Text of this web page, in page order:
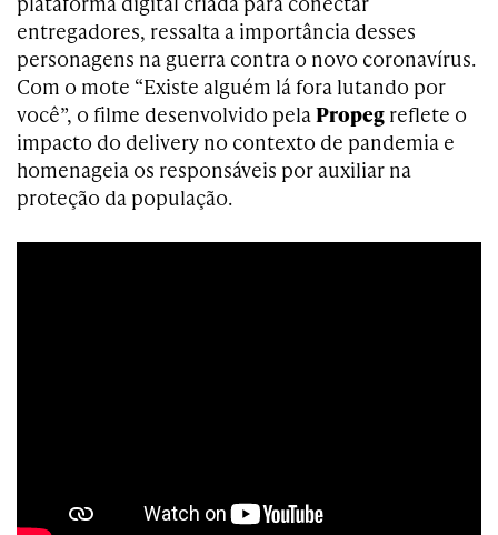
entregadores, ressalta a importância desses
personagens na guerra contra o novo coronavírus.
Com o mote “Existe alguém lá fora lutando por
você”, o filme desenvolvido pelaPropeg reflete o
impacto do delivery no contexto de pandemia e
homenageia os responsáveis por auxiliar na
proteção da população.